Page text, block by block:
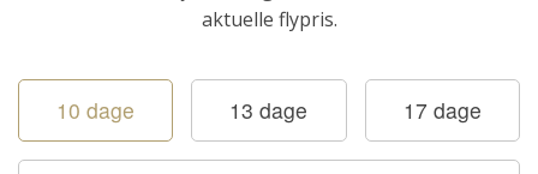
aktuelle flypris.
10 dage 13 dage 17 dage